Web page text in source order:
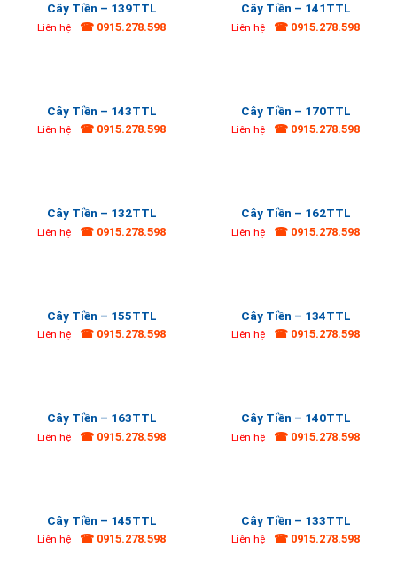
Cây Tiền – 139TTL
Liên hệ ☎ 0915.278.598
Cây Tiền – 141TTL
Liên hệ ☎ 0915.278.598
Cây Tiền – 143TTL
Liên hệ ☎ 0915.278.598
Cây Tiền – 170TTL
Liên hệ ☎ 0915.278.598
Cây Tiền – 132TTL
Liên hệ ☎ 0915.278.598
Cây Tiền – 162TTL
Liên hệ ☎ 0915.278.598
Cây Tiền – 155TTL
Liên hệ ☎ 0915.278.598
Cây Tiền – 134TTL
Liên hệ ☎ 0915.278.598
Cây Tiền – 163TTL
Liên hệ ☎ 0915.278.598
Cây Tiền – 140TTL
Liên hệ ☎ 0915.278.598
Cây Tiền – 145TTL
Liên hệ ☎ 0915.278.598
Cây Tiền – 133TTL
Liên hệ ☎ 0915.278.598